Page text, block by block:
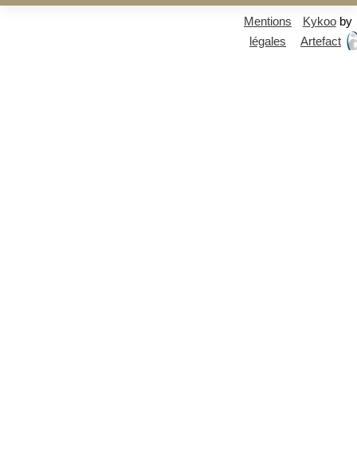
Mentions
légales
Kykooby
Artefact